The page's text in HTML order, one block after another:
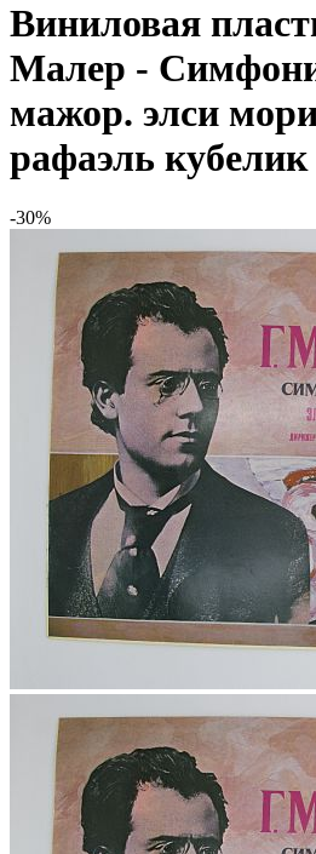
Виниловая
Малер -
мажор. элси
рафаэль кубелик
-30%